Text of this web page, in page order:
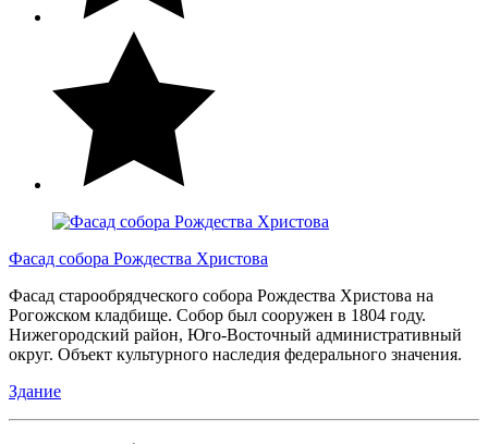
Фасад собора Рождества Христова
Фасад старообрядческого собора Рождества Христова на
Рогожском кладбище. Собор был сооружен в 1804 году.
Нижегородский район, Юго-Восточный административный
округ. Объект культурного наследия федерального значения.
Здание